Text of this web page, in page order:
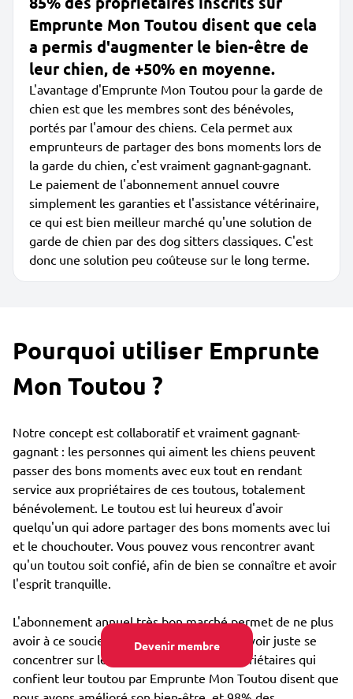
Devenir membre
Emprunte Mon Toutou disent que cela
a permis d'augmenter le bien-être de
leur chien, de +50% en moyenne.
L'avantage d'Emprunte Mon Toutou pour la garde de
chien est que les membres sont des bénévoles,
portés par l'amour des chiens. Cela permet aux
emprunteurs de partager des bons moments lors de
la garde du chien, c'est vraiment gagnant-gagnant.
Le paiement de l'abonnement annuel couvre
simplement les garanties et l'assistance vétérinaire,
ce qui est bien meilleur marché qu'une solution de
garde de chien par des dog sitters classiques. C'est
donc une solution peu coûteuse sur le long terme.
Pourquoi utiliser Emprunte
Mon Toutou ?
Notre concept est collaboratif et vraiment gagnant-
gagnant : les personnes qui aiment les chiens peuvent
passer des bons moments avec eux tout en rendant
service aux propriétaires de ces toutous, totalement
bénévolement. Le toutou est lui heureux d'avoir
quelqu'un qui adore partager des bons moments avec lui
et le chouchouter. Vous pouvez vous rencontrer avant
qu'un toutou soit confié, afin de bien se connaître et avoir
l'esprit tranquille.
L'abonnement annuel très bon marché permet de ne plus
avoir à ce soucier du coût de garde, et pouvoir juste se
concentrer sur le bien-être : 85% des propriétaires qui
confient leur toutou par Emprunte Mon Toutou disent que